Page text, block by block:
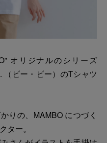
オリジナルのシリーズ
（ビー・ビー）のTシャツ
りの、MAMBO につづく
ター。